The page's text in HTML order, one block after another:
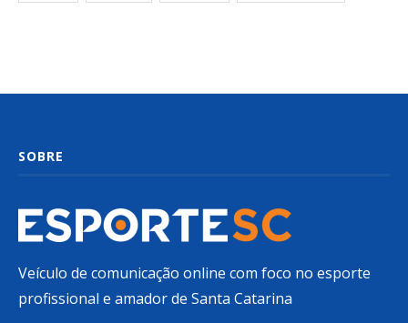
SOBRE
Veículo de comunicação online com foco no esporte
profissional e amador de Santa Catarina